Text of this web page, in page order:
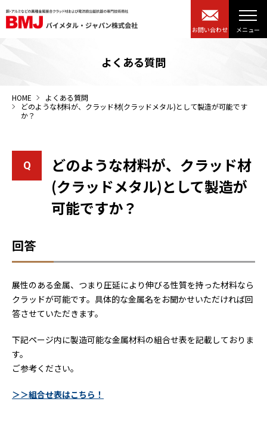
お問い合わせ
よくある質問
HOME
よくある質問
どのような材料が、クラッド材(クラッドメタル)として製造が可能です
か？
どのような材料が、クラッド材
(クラッドメタル)として製造が
可能ですか？
回答
展性のある金属、つまり圧延により伸びる性質を持った材料なら
クラッドが可能です。具体的な金属名をお聞かせいただければ回
答させていただきます。
下記ページ内に製造可能な金属材料の組合せ表を記載しておりま
す。
ご参考ください。
＞＞組合せ表はこちら！